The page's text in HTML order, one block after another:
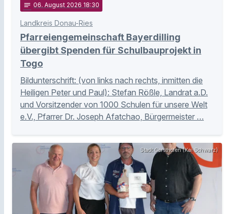
notes 06. August 2026 18:30
Landkreis Donau-Ries
Pfarreiengemeinschaft Bayerdilling
übergibt Spenden für Schulbauprojekt in
Togo
Bildunterschrift: (von links nach rechts, inmitten die
Heiligen Peter und Paul): Stefan Rößle, Landrat a.D.
und Vorsitzender von 1000 Schulen für unsere Welt
e.V., Pfarrer Dr. Joseph Afatchao, Bürgermeister …
Stadt Gersthofen (Kai Schwarz)